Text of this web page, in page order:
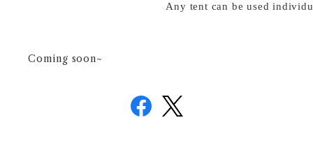
Any tent can be used
Coming soon~